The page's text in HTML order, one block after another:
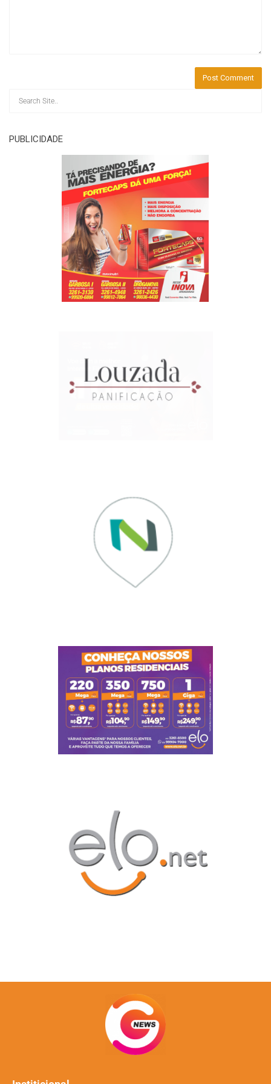
PUBLICIDADE